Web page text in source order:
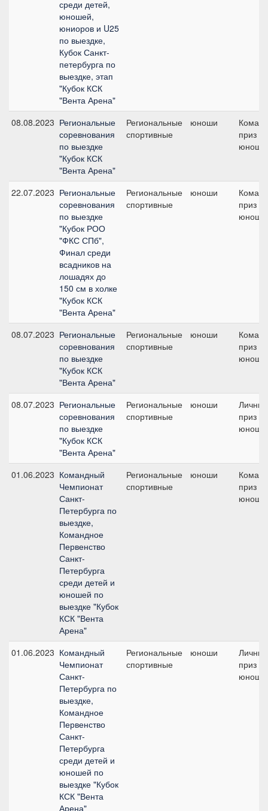
среди детей,
юношей,
юниоров и U25
по выездке,
Кубок Санкт-
петербурга по
выездке, этап
"Кубок КСК
"Вента Арена"
08.08.2023 Региональные
соревнования
по выездке
"Кубок КСК
"Вента Арена"
Региональные
спортивные
юноши
приз -
юноши
22.07.2023 Региональные
соревнования
по выездке
"Кубок РОО
"ФКС СПб",
Финал среди
всадников на
лошадях до
150 см в холке
"Кубок КСК
"Вента Арена"
Региональные
спортивные
юноши
приз -
юноши
08.07.2023 Региональные
соревнования
по выездке
"Кубок КСК
"Вента Арена"
Региональные
спортивные
юноши
приз -
юноши
08.07.2023 Региональные
соревнования
по выездке
"Кубок КСК
"Вента Арена"
Региональные
спортивные
юноши
Личный
приз /
юноши/
01.06.2023 Командный
Чемпионат
Санкт-
Петербурга по
выездке,
Командное
Первенство
Санкт-
Петербурга
среди детей и
юношей по
выездке "Кубок
КСК "Вента
Арена"
Региональные
спортивные
юноши
приз -
юноши
01.06.2023 Командный
Чемпионат
Санкт-
Петербурга по
выездке,
Командное
Первенство
Санкт-
Петербурга
среди детей и
юношей по
выездке "Кубок
КСК "Вента
Арена"
Региональные
спортивные
юноши
Личный
приз /
юноши/